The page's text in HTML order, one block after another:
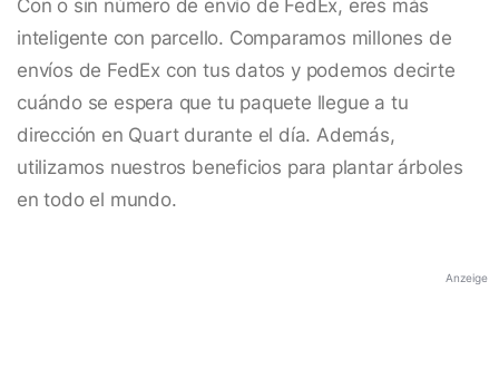
Con o sin número de envío de FedEx, eres más
inteligente con parcello. Comparamos millones de
envíos de FedEx con tus datos y podemos decirte
cuándo se espera que tu paquete llegue a tu
dirección en Quart durante el día. Además,
utilizamos nuestros beneficios para plantar árboles
en todo el mundo.
Anzeige